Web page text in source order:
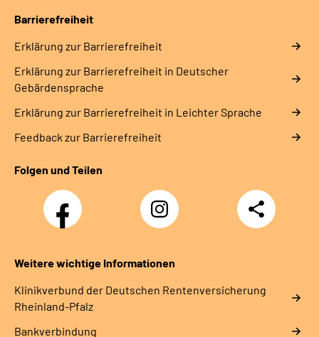
Barrierefreiheit
Erklärung zur Barrierefreiheit
Erklärung zur Barrierefreiheit in Deutscher
Gebärdensprache
Erklärung zur Barrierefreiheit in Leichter Sprache
Feedback zur Barrierefreiheit
Folgen und Teilen
Facebook
Instagram
DRV
Nachwuchskräfte
Teilen
Weitere wichtige Informationen
Klinikverbund der Deutschen Rentenversicherung
Rheinland-Pfalz
Bankverbindung